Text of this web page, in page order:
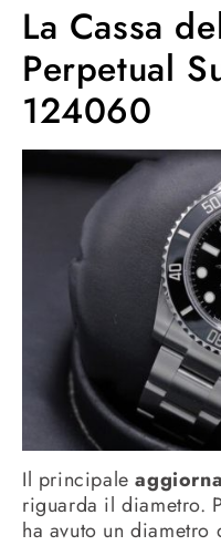
La Cassa
Perpetual
124060
Il principale
riguarda il diametro.
ha avuto un